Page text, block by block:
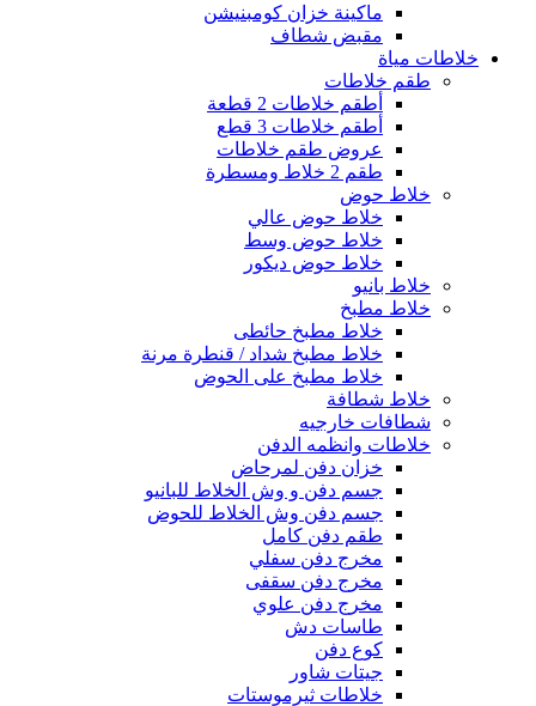
ماكينة خزان كومبنيشن
مقبض شطاف
خلاطات مياة
طقم خلاطات
أطقم خلاطات 2 قطعة
أطقم خلاطات 3 قطع
عروض طقم خلاطات
طقم 2 خلاط ومسطرة
خلاط حوض
خلاط حوض عالي
خلاط حوض وسط
خلاط حوض ديكور
خلاط بانيو
خلاط مطبخ
خلاط مطبخ حائطى
خلاط مطبخ شداد / قنطرة مرنة
خلاط مطبخ على الحوض
خلاط شطافة
شطافات خارجيه
خلاطات وانظمه الدفن
خزان دفن لمرحاض
جسم دفن و وش الخلاط للبانيو
جسم دفن وش الخلاط للحوض
طقم دفن كامل
مخرج دفن سفلي
مخرج دفن سقفى
مخرج دفن علوي
طاسات دش
كوع دفن
جيتات شاور
خلاطات ثيرموستات